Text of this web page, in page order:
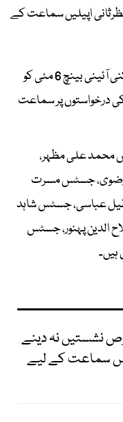
کے فیصلے پر نظرثانی اپیلیں سماعت کے
جسٹس امین الدین کی سربراہی میں 13 رکنی آئینی بینچ 6 مئی کو
درخواستوں پر سماعت
محمد علی مظہر،
جسٹس مسرت
عباسی، جسٹس شاہد
الدین پہنور، جسٹس
ہیں۔
نشستیں نہ دینے
سماعت کے لیے